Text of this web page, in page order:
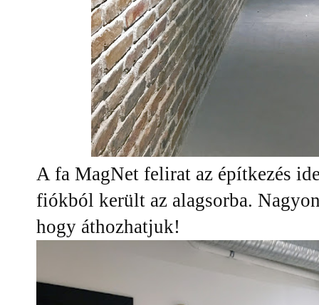
A fa MagNet felirat az építkezés
fiókból került az alagsorba.
hogy áthozhatjuk!